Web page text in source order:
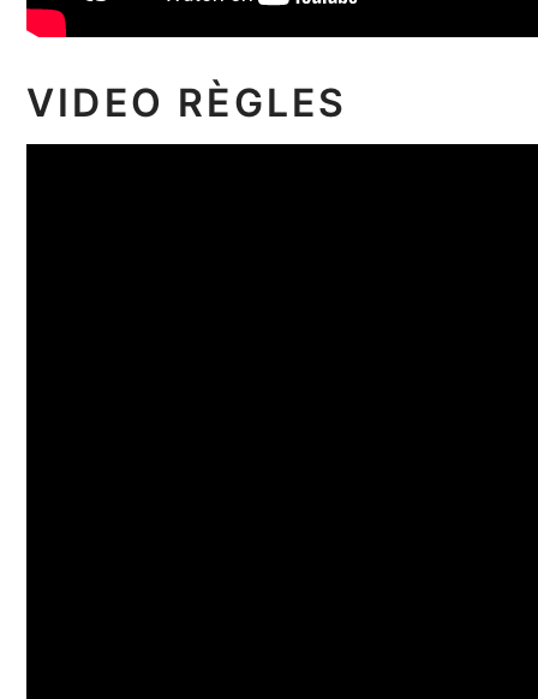
VIDEO RÈGLES